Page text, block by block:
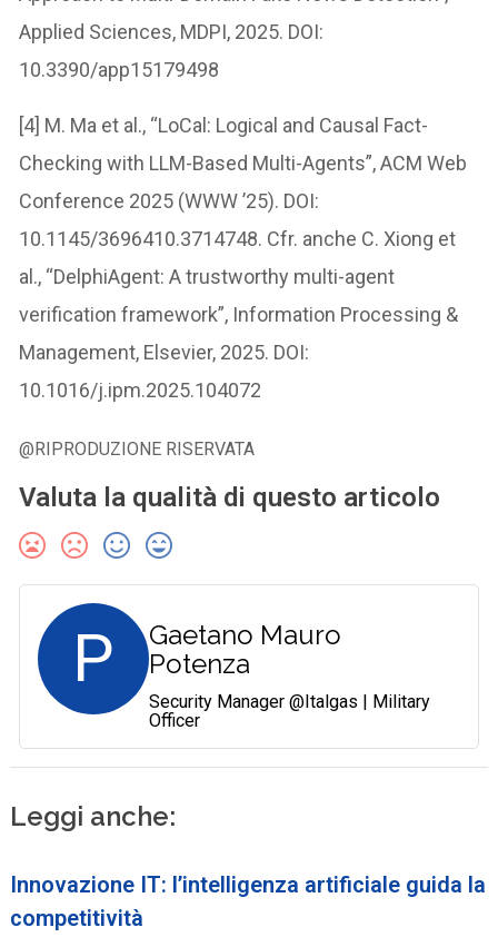
Applied Sciences, MDPI, 2025. DOI:
10.3390/app15179498
[4] M. Ma et al., “LoCal: Logical and Causal Fact-
Checking with LLM-Based Multi-Agents”, ACM Web
Conference 2025 (WWW ’25). DOI:
10.1145/3696410.3714748. Cfr. anche C. Xiong et
al., “DelphiAgent: A trustworthy multi-agent
verification framework”, Information Processing &
Management, Elsevier, 2025. DOI:
10.1016/j.ipm.2025.104072
@RIPRODUZIONE RISERVATA
Valuta la qualità di questo articolo
P
Gaetano Mauro
Potenza
Security Manager @Italgas | Military
Officer
Leggi anche:
Innovazione IT: l’intelligenza artificiale guida la
competitività